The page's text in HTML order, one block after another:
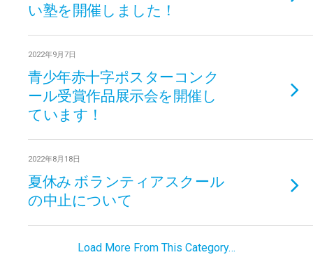
い塾を開催しました！
2022年9月7日
青少年赤十字ポスターコンク
ール受賞作品展示会を開催し
ています！
2022年8月18日
夏休み ボランティアスクール
の中止について
Load More From This Category…